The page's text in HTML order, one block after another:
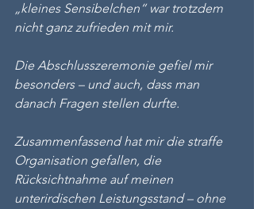
„kleines Sensibelchen“ war trotzdem
nicht ganz zufrieden mit mir.
Die Abschlusszeremonie gefiel mir
besonders – und auch, dass man
danach Fragen stellen durfte.
Zusammenfassend hat mir die straffe
Organisation gefallen, die
Rücksichtnahme auf meinen
unterirdischen Leistungsstand – ohne